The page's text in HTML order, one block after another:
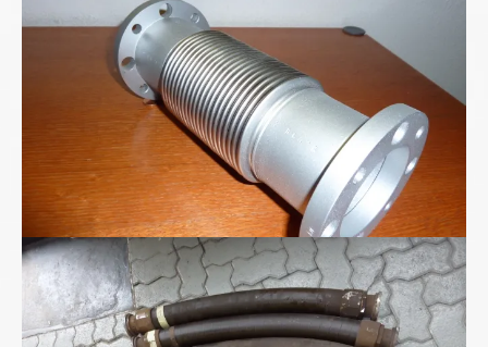
Hochdruckschläuche DN75/2SN